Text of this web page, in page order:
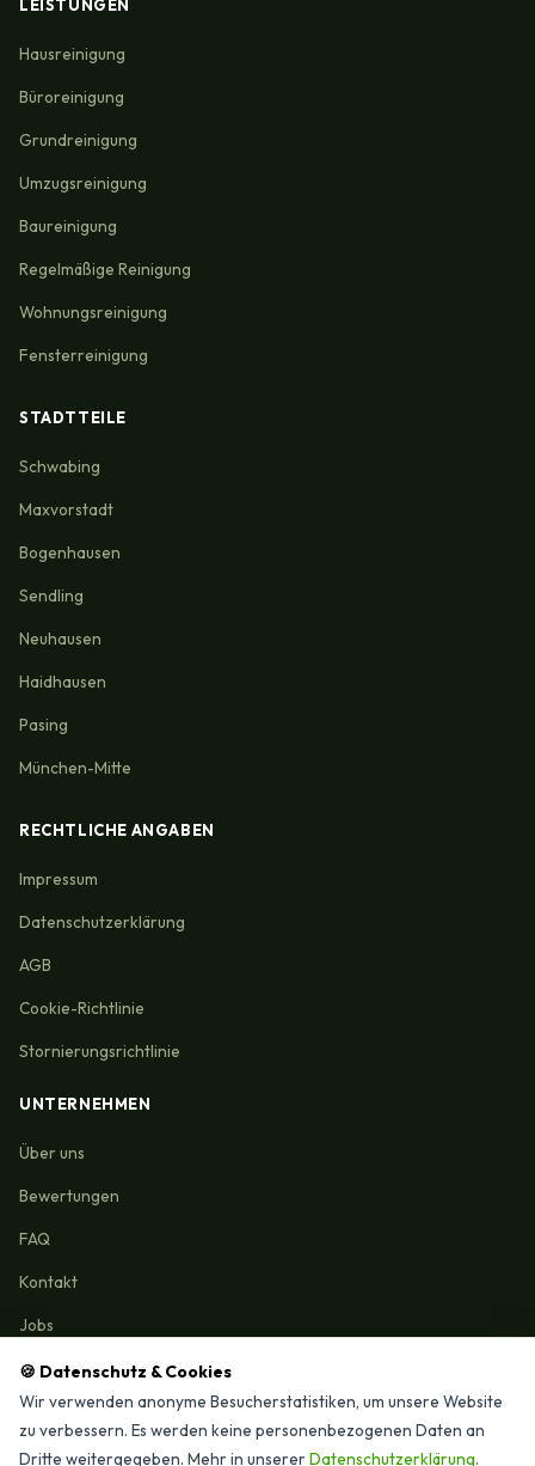
🍪 Datenschutz & Cookies
Wir verwenden anonyme Besucherstatistiken, um unsere Website
zu verbessern. Es werden keine personenbezogenen Daten an
Dritte weitergegeben. Mehr in unsererDatenschutzerklärung.
LEISTUNGEN
Hausreinigung
Büroreinigung
Grundreinigung
Umzugsreinigung
Baureinigung
Regelmäßige Reinigung
Wohnungsreinigung
Fensterreinigung
STADTTEILE
Schwabing
Maxvorstadt
Bogenhausen
Sendling
Neuhausen
Haidhausen
Pasing
München-Mitte
RECHTLICHE ANGABEN
Impressum
Datenschutzerklärung
AGB
Cookie-Richtlinie
Stornierungsrichtlinie
UNTERNEHMEN
Über uns
Bewertungen
FAQ
Kontakt
Jobs
Reinigungmunchen.de © 2026 Alle Rechte vorbehalten